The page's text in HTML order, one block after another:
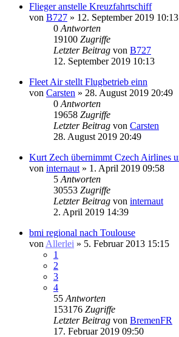
Flieger anstelle Kreuzfahrtschiff
von B727 » 12. September 2019 10:13
0 Antworten
19100 Zugriffe
Letzter Beitrag von B727
12. September 2019 10:13
Fleet Air stellt Flugbetrieb einn
von Carsten » 28. August 2019 20:49
0 Antworten
19658 Zugriffe
Letzter Beitrag von Carsten
28. August 2019 20:49
Kurt Zech übernimmt Czech Airlines
von internaut » 1. April 2019 09:58
5 Antworten
30553 Zugriffe
Letzter Beitrag von internaut
2. April 2019 14:39
bmi regional nach Toulouse
von Allerlei » 5. Februar 2013 15:15
1
2
3
4
55 Antworten
153176 Zugriffe
Letzter Beitrag von BremenFR
17. Februar 2019 09:50